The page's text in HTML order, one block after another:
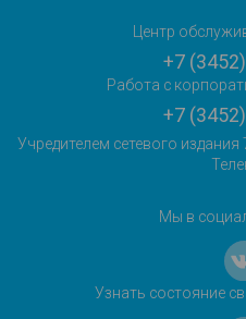
Центр
+7
Работа с
+7
Учредителем сетевого
Мы в
Узнать состояние